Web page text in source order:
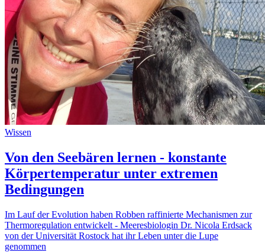
Wissen
Von den Seebären lernen - konstante
Körpertemperatur unter extremen
Bedingungen
Im Lauf der Evolution haben Robben raffinierte Mechanismen zur
Thermoregulation entwickelt - Meeresbiologin Dr. Nicola Erdsack
von der Universität Rostock hat ihr Leben unter die Lupe
genommen